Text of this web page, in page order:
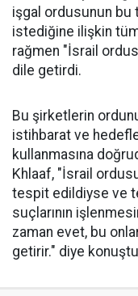
işgal ordusunun bu
istediğine ilişkin
rağmen "İsrail
dile getirdi.
Bu şirketlerin
istihbarat ve
kullanmasına
Khlaaf, "İsrail
tespit edildiyse ve
suçlarının
zaman evet, bu
getirir." diye